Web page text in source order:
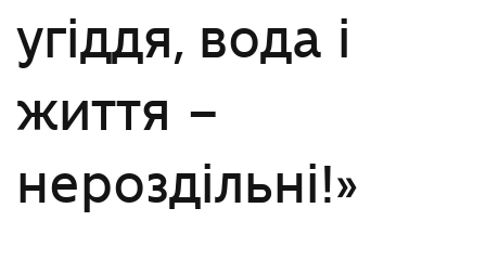
угіддя, вода і
життя –
нероздільні!»